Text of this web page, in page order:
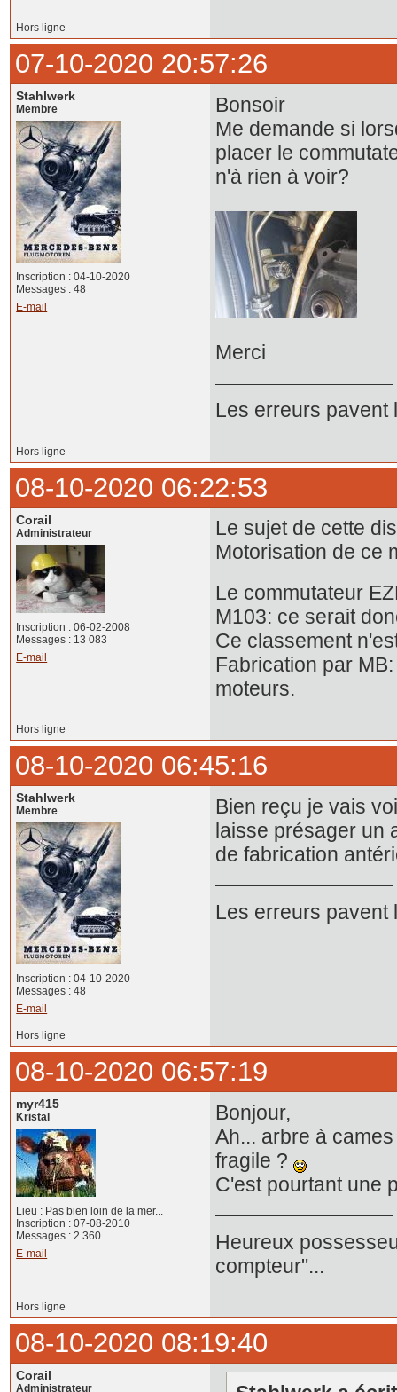
Hors ligne
07-10-2020 20:57:26
Stahlwerk
Membre
Inscription : 04-10-2020
Messages : 48
E-mail
Bonsoir
Me demande si
placer le
n'à rien à voir?
Merci
Les erreurs pavent
Hors ligne
08-10-2020 06:22:53
Corail
Administrateur
Inscription : 06-02-2008
Messages : 13 083
E-mail
Le sujet de cette
Motorisation de ce
Le commutateur
M103: ce serait
Ce classement
Fabrication par
moteurs.
Hors ligne
08-10-2020 06:45:16
Stahlwerk
Membre
Inscription : 04-10-2020
Messages : 48
E-mail
Bien reçu je vais
laisse présager un
de fabrication
Les erreurs pavent
Hors ligne
08-10-2020 06:57:19
myr415
Kristal
Lieu : Pas bien loin de la mer...
Inscription : 07-08-2010
Messages : 2 360
E-mail
Bonjour,
Ah... arbre à
fragile ?
C'est pourtant une
Heureux
compteur"...
Hors ligne
08-10-2020 08:19:40
Corail
Administrateur